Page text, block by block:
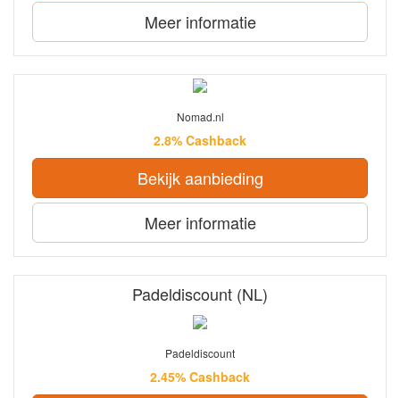
Meer informatie
Nomad.nl
2.8% Cashback
Bekijk aanbieding
Meer informatie
Padeldiscount (NL)
Padeldiscount
2.45% Cashback